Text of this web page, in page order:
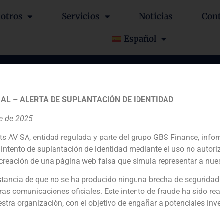
Servicios Noticias
Español
en el Bono Global
US$.
Co-manager financiero
– ALERTA DE SUPLANTACIÓN DE IDENTIDAD
de 2025
AV SA, entidad regulada y parte del grupo GBS Finance,
de suplantación de identidad mediante el uso no
de una página web falsa que simula representar a
de que no se ha producido ninguna brecha de
comunicaciones oficiales. Este intento de fraude ha sido
organización, con el objetivo de engañar a potenciales